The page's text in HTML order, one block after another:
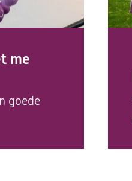
me
goede